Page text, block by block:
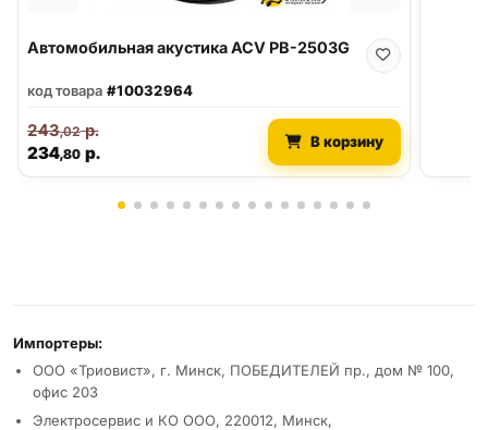
Автомобильная акустика ACV PB-2503G
код товара #10032964
234,80 р.
243,02р.
В корзину
Реквизиты и условия
Импортеры:
ООО «Триовист», г. Минск, ПОБЕДИТЕЛЕЙ пр., дом № 100,
офис 203
Электросервис и КО ООО, 220012, Минск,